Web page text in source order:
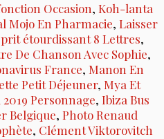
Occasion, Koh-lanta
Mojo En Pharmacie, Laisser
étourdissant 8 Lettres,
De Chanson Avec Sophie,
France, Manon En
Petit Déjeuner, Mya Et
Personnage, Ibiza Bus
Belgique, Photo Renaud
, Clément Viktorovitch